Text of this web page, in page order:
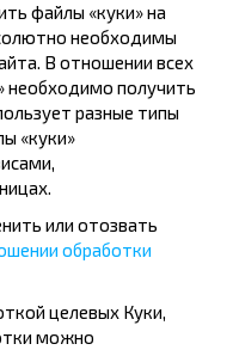
Купить
файлы «куки» на
необходимы
В отношении всех
необходимо получить
разные типы
«куки»
или отозвать
обработки
целевых Куки,
можно